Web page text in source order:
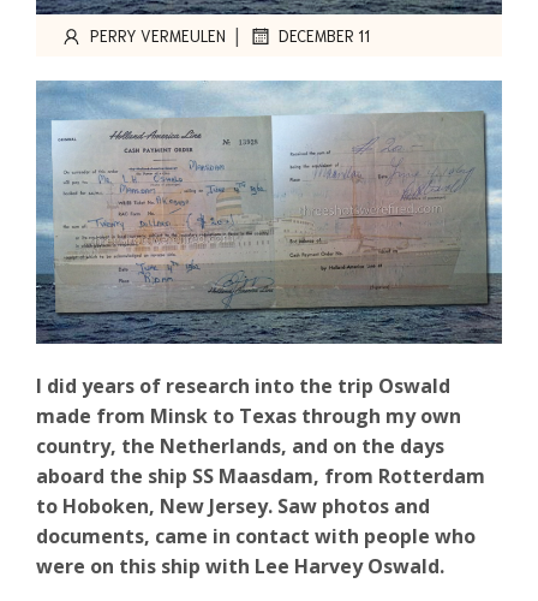
PERRY VERMEULEN | DECEMBER 11
I did years of research into the trip Oswald
made from Minsk to Texas through my own
country, the Netherlands, and on the days
aboard the ship SS Maasdam, from Rotterdam
to Hoboken, New Jersey. Saw photos and
documents, came in contact with people who
were on this ship with Lee Harvey Oswald.